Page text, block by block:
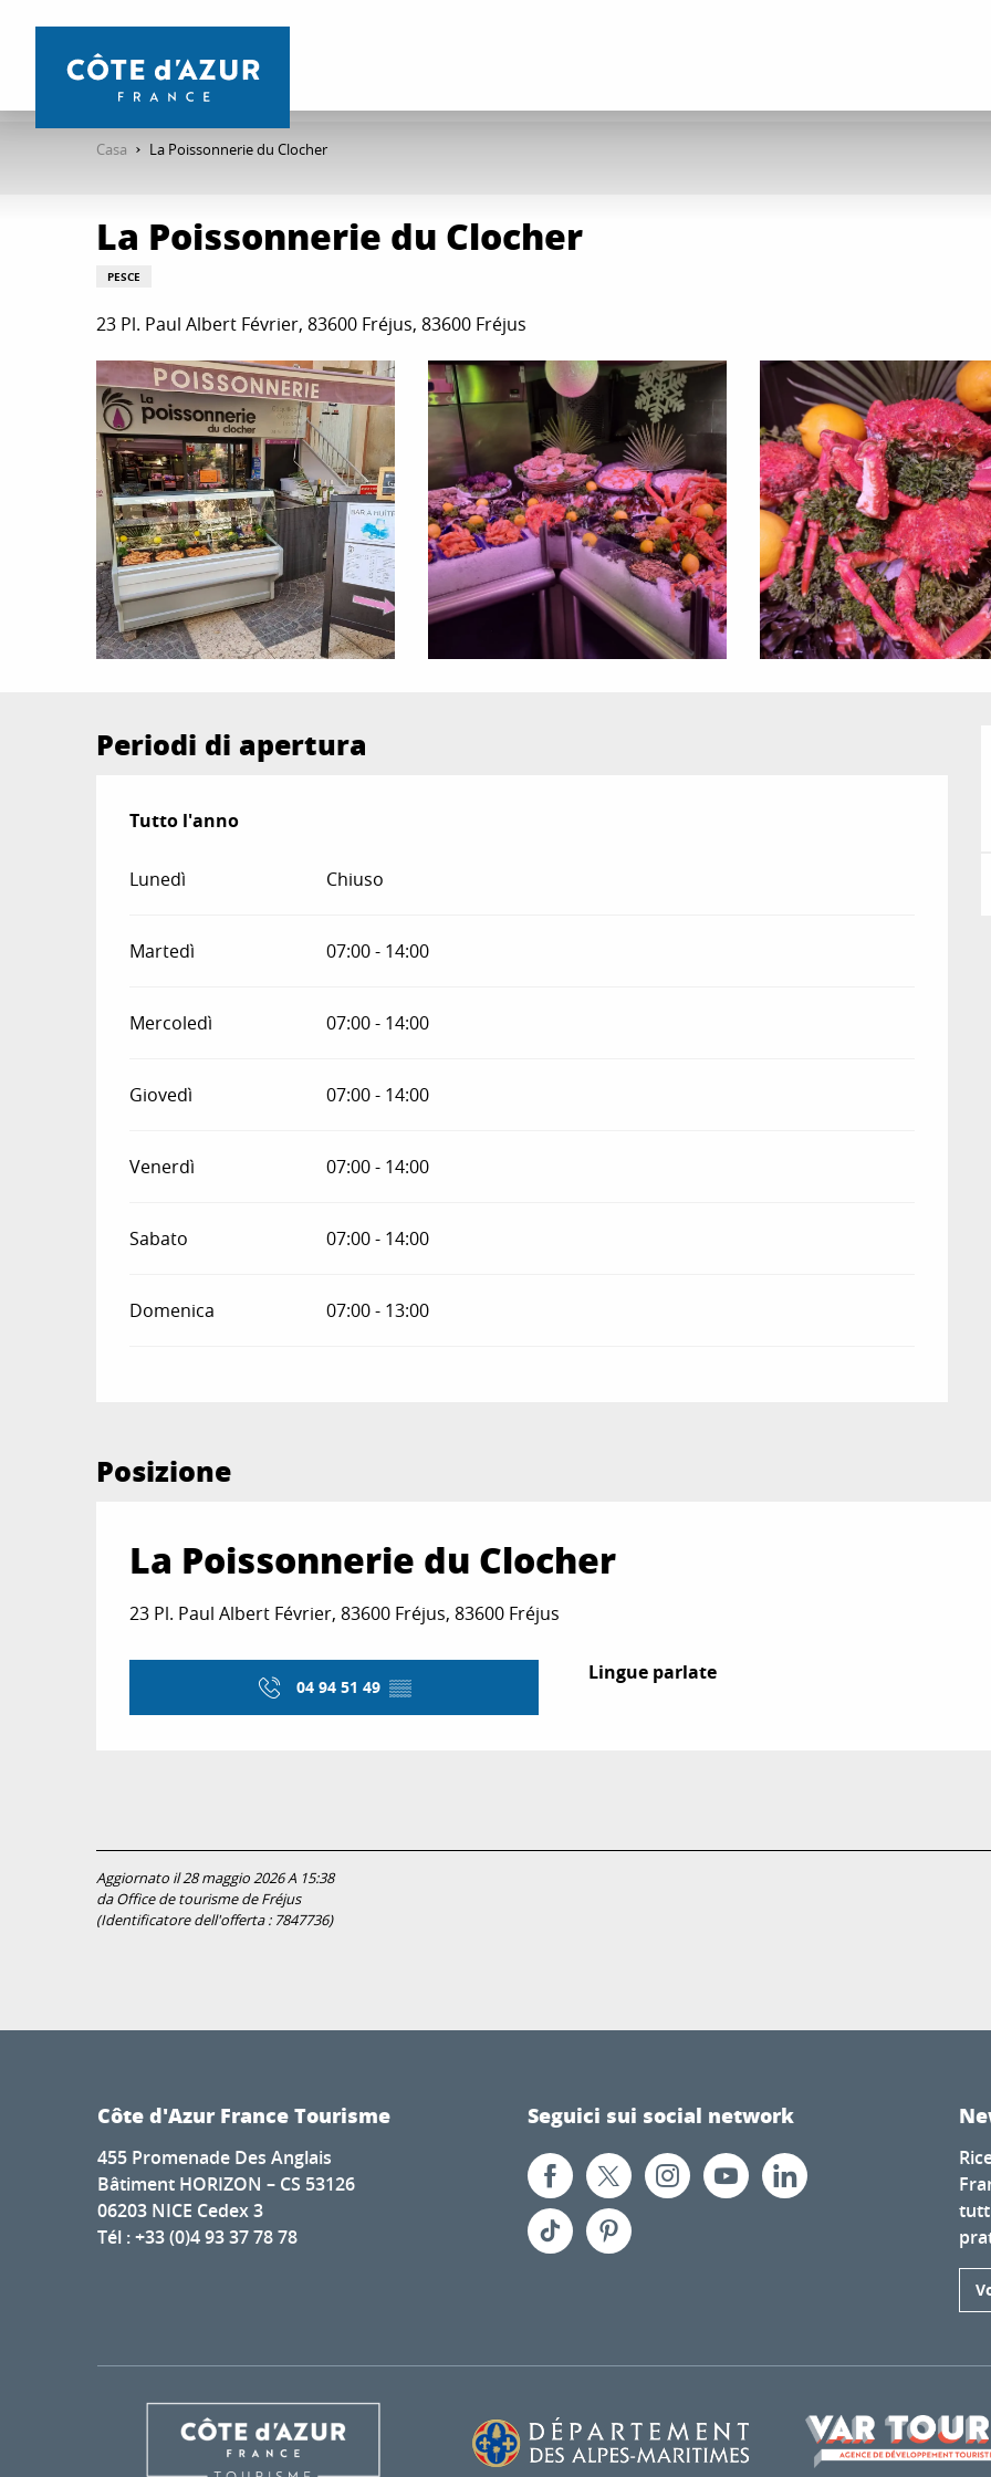
contenu
Casa La Poissonnerie du Clocher
La Poissonnerie du Clocher
PESCE
23 Pl. Paul Albert Février, 83600 Fréjus, 83600 Fréjus
Periodi di apertura
Tutto l'anno
Tutto l'anno
Lunedì Chiuso
Martedì 07:00 - 14:00
Mercoledì 07:00 - 14:00
Giovedì 07:00 - 14:00
Venerdì 07:00 - 14:00
Sabato 07:00 - 14:00
Domenica 07:00 - 13:00
Posizione
La Poissonnerie du Clocher
23 Pl. Paul Albert Février, 83600 Fréjus, 83600 Fréjus
04 94 51 49 ▒▒
Lingue parlate
Lingue parlate
Aggiornato il 28 maggio 2026 A 15:38
da Office de tourisme de Fréjus
(Identificatore dell'offerta : 7847736)
Côte d'Azur France Tourisme
455 Promenade Des Anglais
Bâtiment HORIZON – CS 53126
06203 NICE Cedex 3
Tél : +33 (0)4 93 37 78 78
Seguici sui social network